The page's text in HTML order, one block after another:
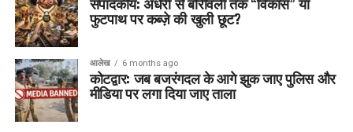
फुटपाथ पर कब्ज़े की खुली छूट?
आलेख 6 months ago
कोटद्वार: जब बजरंगदल के आगे झुक जाए पुलिस और
मीडिया पर लगा दिया जाए ताला